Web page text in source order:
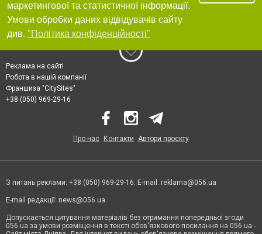
маркетингової та статистичної інформації.
Умови обробки даних відвідувачів сайту
див. "Політика конфіденційності"
Реклама на сайті
Робота в нашій компанії
Франшиза "CitySites"
+38 (050) 969-29-16
Про нас Контакти Автори проєкту
З питань реклами: +38 (050) 969-29-16. E-mail: reklama@056.ua
E-mail редакції: news@056.ua
Допускається цитування матеріалів без отримання попередньої згоди
056.ua за умови розміщення в тексті обов'язкового посилання на 056.ua -